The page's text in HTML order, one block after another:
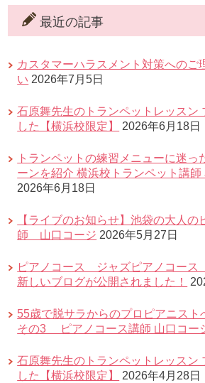
最近の記事
カスタマーハラスメント対策へのご
い 2026年7月5日
石原舞先生のトランペットレッスン
した【横浜校限定】
2026年6月18日
トランペットの練習メニューに迷っ
ーンを紹介 横浜校トランペット講師
2026年6月18日
【ライブのお知らせ】池袋の大人
師 山口コージ 2026年5月27日
ピアノコース ジャズピアノコー
新しいブログが公開されました！
55歳で脱サラからのプロピアニスト
その3 ピアノコース講師 山口コー
石原舞先生のトランペットレッスン
した【横浜校限定】
2026年4月28日